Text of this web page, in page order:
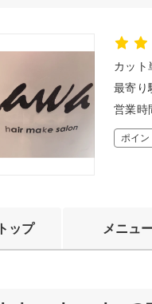
カット
最寄り
営業時
ポイ
ップ メニュ